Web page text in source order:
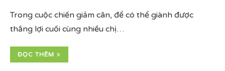
Trong cuộc chiến giảm cân, để có thể giành được
thắng lợi cuối cùng nhiều chị…
ĐỌC THÊM